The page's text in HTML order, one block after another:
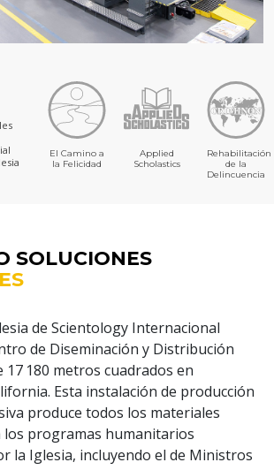
El Camino a
la Felicidad
Applied
Scholastics
Rehabilitación
de la
Delincuencia
SOLUCIONES
de Scientology Internacional
de Diseminación y Distribución
180 metros cuadrados en
Esta instalación de producción
produce todos los materiales
los programas humanitarios
la Iglesia, incluyendo el de Ministros